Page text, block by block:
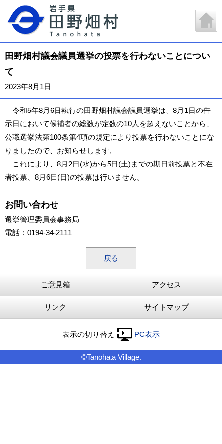
田野畑村議会議員選挙の投票を行わないことについ
て
2023年8月1日
令和5年8月6日執行の田野畑村議会議員選挙は、8月1日の告
示日において候補者の総数が定数の10人を超えないことから、
公職選挙法第100条第4項の規定により投票を行わないことにな
りましたので、お知らせします。
これにより、8月2日(水)から5日(土)までの期日前投票と不在
者投票、8月6日(日)の投票は行いません。
お問い合わせ
選挙管理委員会事務局
電話 ：0194-34-2111
戻る
ご意見箱 アクセス
リンク サイトマップ
表示の切り替え PC表示
©Tanohata Village.